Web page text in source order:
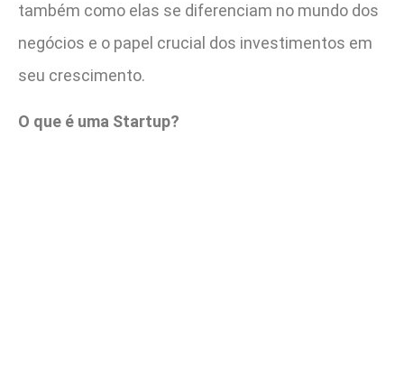
também como elas se diferenciam no mundo dos
negócios e o papel crucial dos investimentos em
seu crescimento.
O que é uma Startup?